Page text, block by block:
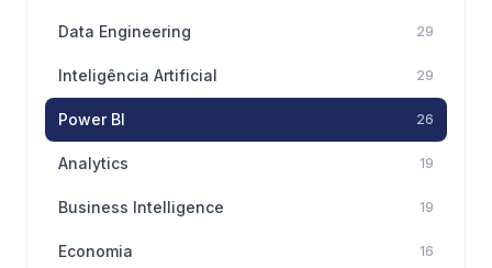
Data Engineering 29
Inteligência Artificial 29
Power BI 26
Analytics 19
Business Intelligence 19
Economia 16